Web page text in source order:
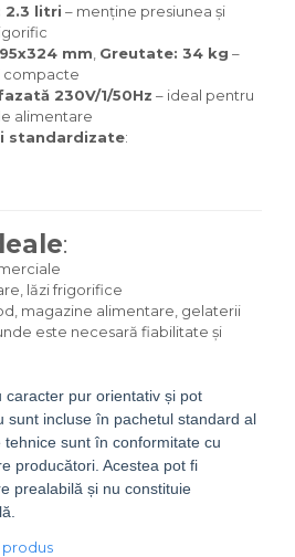
2.3 litri – menține presiunea și
mm Greutate: 34 kg –
compacte
230V/1/50Hz – ideal pentru
alimentare
standardizate:
:
lăzi frigorifice
magazine alimentare, gelaterii
este necesară fiabilitate și
pur orientativ și pot
sunt incluse în pachetul standard al
tehnice sunt în conformitate cu
producători. Acestea pot fi
prealabilă și nu constituie